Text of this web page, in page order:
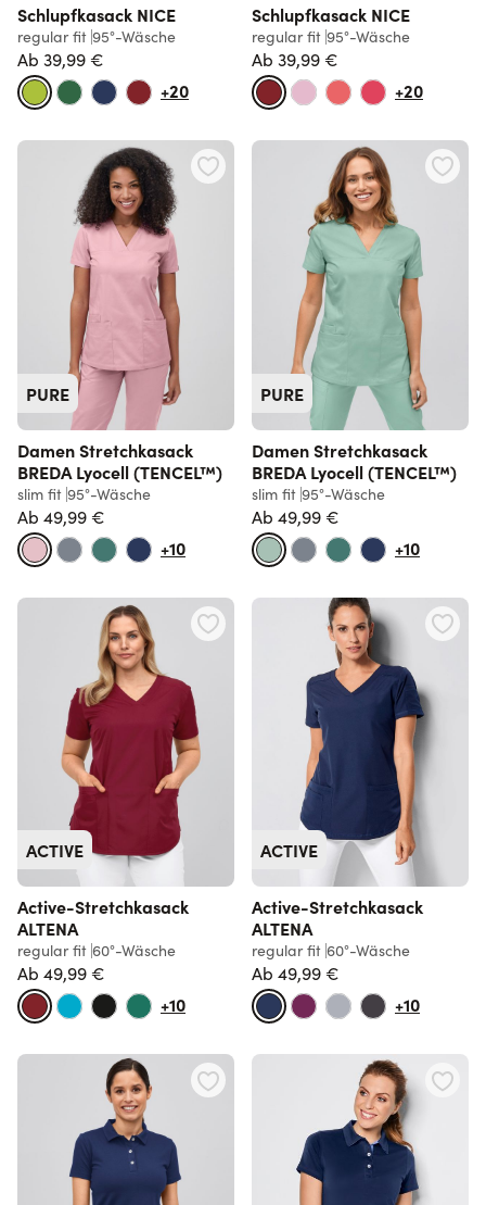
Schlupfkasack NICE
regular fit 95°-Wäsche
Ab 39,99 €
+20
Schlupfkasack NICE
regular fit 95°-Wäsche
Ab 39,99 €
+20
PURE
Damen Stretchkasack
BREDA Lyocell (TENCEL™)
slim fit 95°-Wäsche
Ab 49,99 €
+10
PURE
Damen Stretchkasack
BREDA Lyocell (TENCEL™)
slim fit 95°-Wäsche
Ab 49,99 €
+10
ACTIVE
Active-Stretchkasack
ALTENA
regular fit 60°-Wäsche
Ab 49,99 €
+10
ACTIVE
Active-Stretchkasack
ALTENA
regular fit 60°-Wäsche
Ab 49,99 €
+10